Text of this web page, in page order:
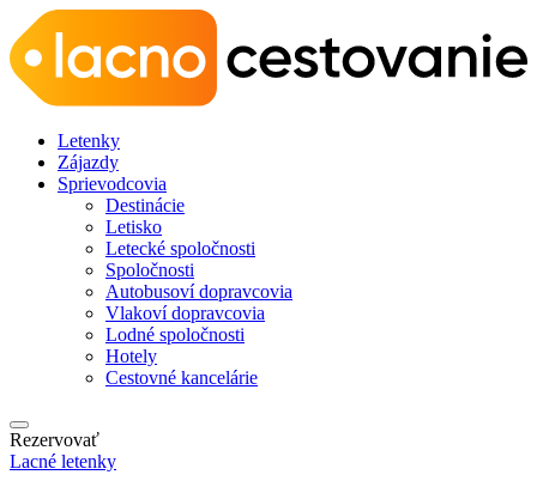
Letenky
Zájazdy
Sprievodcovia
Destinácie
Letisko
Letecké spoločnosti
Spoločnosti
Autobusoví dopravcovia
Vlakoví dopravcovia
Lodné spoločnosti
Hotely
Cestovné kancelárie
Rezervovať
Lacné letenky